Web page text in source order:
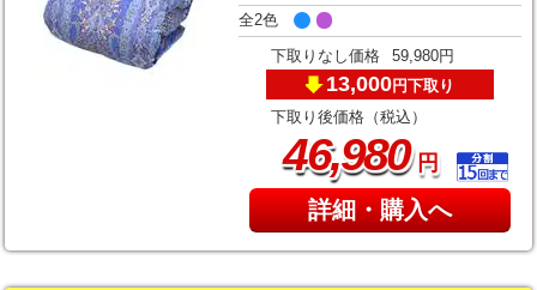
全2色
下取りなし価格 59,980円
13,000円下取り
下取り後価格（税込）
46,980円
詳細・購入へ